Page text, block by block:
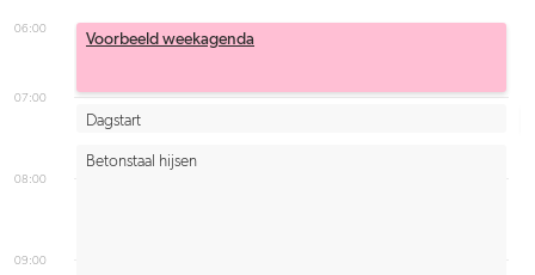
06:00
07:00
08:00
09:00
Dagstart
Voorbeeld weekagenda
Betonstaal hijsen